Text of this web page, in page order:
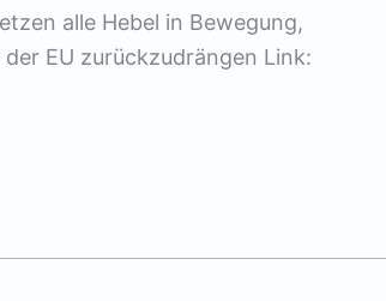
alle Hebel in Bewegung,
EU zurückzudrängen Link: